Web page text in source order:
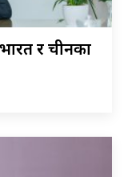
र चीनका